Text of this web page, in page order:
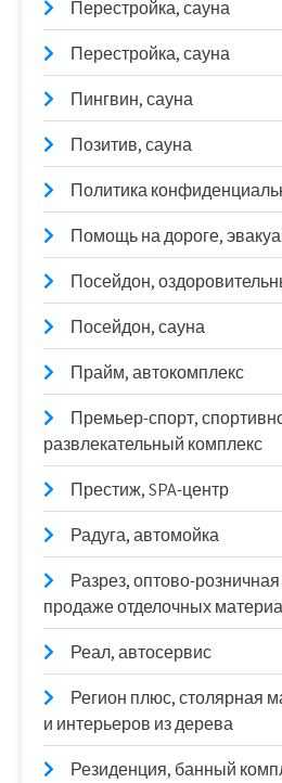
Перестройка, сауна
Перестройка, сауна
Пингвин, сауна
Позитив, сауна
Политика
Помощь на дороге,
Посейдон,
Посейдон, сауна
Прайм, автокомплекс
Премьер-спорт,
развлекательный комплекс
Престиж, SPA-центр
Радуга, автомойка
Разрез, оптово-
продаже отделочных
Реал, автосервис
Регион плюс, столярная
и интерьеров из дерева
Резиденция, банный